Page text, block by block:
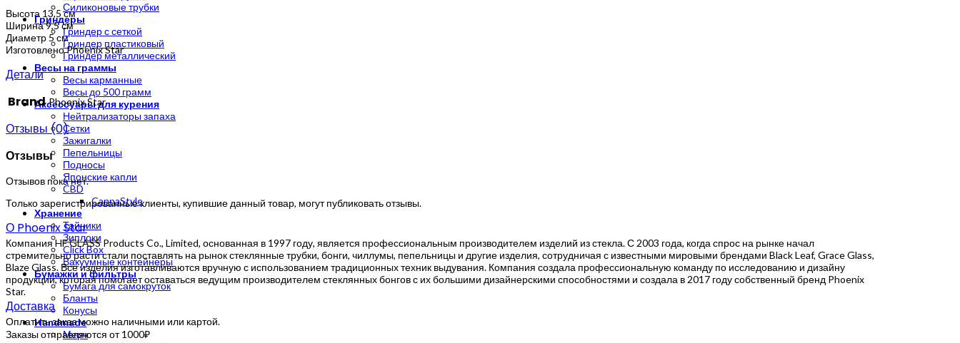
Силиконовые трубки
Гриндеры
Гриндер с сеткой
Гриндер пластиковый
Гриндер металлический
Весы на граммы
Весы карманные
Весы до 500 грамм
Аксессуары для курения
Нейтрализаторы запаха
Сетки
Зажигалки
Пепельницы
Подносы
Японские капли
CBD
CannaStyle
Хранение
Тайники
Зиплоки
Click Box
Вакуумные контейнеры
Бумажки и фильтры
Бумага для самокруток
Бланты
Конусы
Handmade
Мерч
Высота 13,5 см
Ширина 9,5 см
Диаметр 5 см
Изготовлено Phoenix Star
Детали
Brand Phoenix Star
Отзывы (0)
Отзывы
Отзывов пока нет.
Только зарегистрированные клиенты, купившие данный товар, могут публиковать отзывы.
О Phoenix Star
Компания HF GLASS Products Co., Limited, основанная в 1997 году, является профессиональным производителем изделий из стекла. С 2003 года, когда спрос на рынке начал
стремительно расти стали поставлять на рынок стеклянные трубки, бонги, чиллумы, пепельницы и другие изделия, сотрудничая с известными мировыми брендами Black Leaf, Grace Glass,
Blaze Glass. Все изделия изготавливаются вручную с использованием традиционных техник выдувания. Компания создала профессиональную команду по исследованию и дизайну
продукции, которая помогает оставаться ведущим производителем стеклянных бонгов с их большими дизайнерскими способностями и создала в 2017 году собственный бренд Phoenix
Star.
Доставка
Оплатить заказ можно наличными или картой.
Заказы отправляются от 1000₽